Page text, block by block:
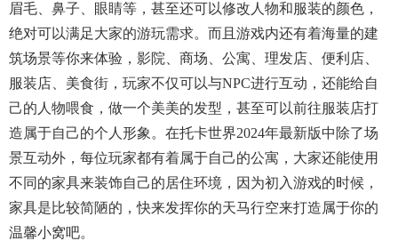
眉毛、鼻子、眼睛等，甚至还可以修改人物和服装的颜色，
绝对可以满足大家的游玩需求。而且游戏内还有着海量的建
筑场景等你来体验，影院、商场、公寓、理发店、便利店、
服装店、美食街，玩家不仅可以与NPC进行互动，还能给自
己的人物喂食，做一个美美的发型，甚至可以前往服装店打
造属于自己的个人形象。在托卡世界2024年最新版中除了场
景互动外，每位玩家都有着属于自己的公寓，大家还能使用
不同的家具来装饰自己的居住环境，因为初入游戏的时候，
家具是比较简陋的，快来发挥你的天马行空来打造属于你的
温馨小窝吧。